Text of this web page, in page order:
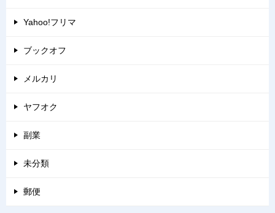
Yahoo!フリマ
ブックオフ
メルカリ
ヤフオク
副業
未分類
郵便